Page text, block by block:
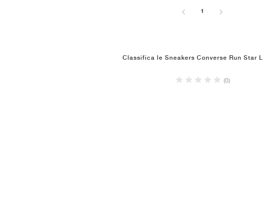
1
Classifica le Sneakers Converse Run Star
(0)